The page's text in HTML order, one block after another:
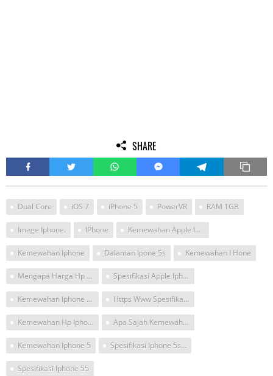
SHARE
Dual Core iOS 7 iPhone 5 PowerVR RAM 1GB
Image Iphone. IPhone Kemewahan Apple Iphone
Kemewahan Iphone Dalaman Ipone 5s Kemewahan I Hone
Mengapa Harga Hp Apple Selangit Spesifikasi Apple Iphone 5
Kemewahan Iphone 6 16gb Https Www Spesifikasiharga Com Kemewahan Spesifikasi Iphone 5s Dengan Harga Selangit
Kemewahan Hp Iphone Apa Sajah Kemewahan Dari Iphone
Kemewahan Iphone 5 Spesifikasi Iphone 5s 32gb
Spesifikasi Iphone 55